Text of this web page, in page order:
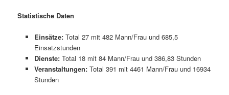
Statistische Daten
Einsätze:Total 27 mit 482 Mann/Frau und 685,5
Einsatzstunden
Dienste:Total 18 mit 84 Mann/Frau und 386,83 Stunden
Veranstaltungen:Total 391 mit 4461 Mann/Frau und 16934
Stunden